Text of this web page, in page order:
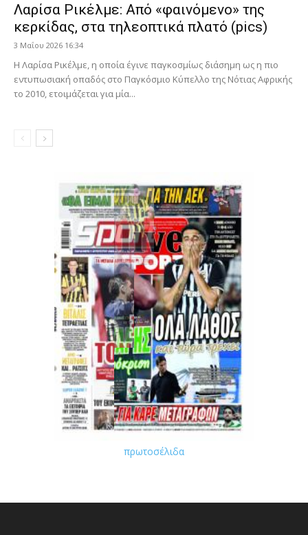
Λαρίσα Ρικέλμε: Από «φαινόμενο» της
κερκίδας, στα τηλεοπτικά πλατό (pics)
3 Μαΐου 2026 16:34
Η Λαρίσα Ρικέλμε, η οποία έγινε παγκοσμίως διάσημη ως η πιο
εντυπωσιακή οπαδός στο Παγκόσμιο Κύπελλο της Νότιας Αφρικής
το 2010, ετοιμάζεται για μία...
πρωτοσέλιδα